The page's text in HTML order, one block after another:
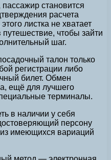
становится
расчета
листка не хватает
путешествие, чтобы зайти
шаг.
талон только
регистрации либо
билет. Обмен
ещё для лучшего
терминалы.
в наличии у себя
персону
имеющихся вариаций